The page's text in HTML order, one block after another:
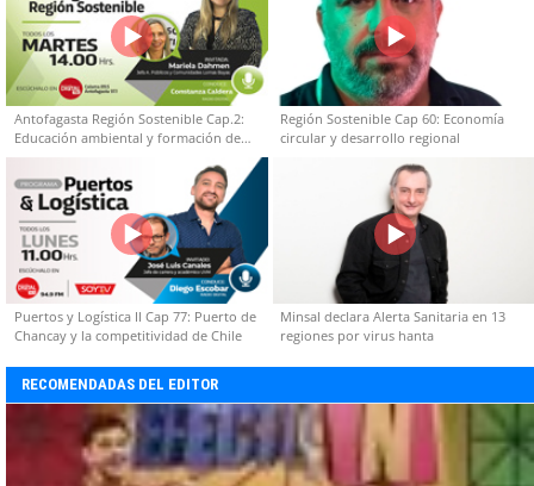
Antofagasta Región Sostenible Cap.2:
Educación ambiental y formación de
capacidades técnicas
Región Sostenible Cap 60: Economía
circular y desarrollo regional
Puertos y Logística II Cap 77: Puerto de
Chancay y la competitividad de Chile
Minsal declara Alerta Sanitaria en 13
regiones por virus hanta
RECOMENDADAS DEL EDITOR